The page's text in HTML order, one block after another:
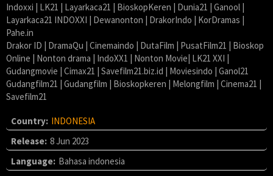
Indoxxi | LK21 | Layarkaca21 | BioskopKeren | Dunia21 | Ganool |
Layarkaca21 INDOXXI | Dewanonton | DrakorIndo | KorDramas |
Pahe.in
Drakor ID | DramaQu | Cinemaindo | DutaFilm | PusatFilm21 | Bioskop
Online | Nonton drama | IndoXX1 | Nonton Movie| LK21 XXI |
Gudangmovie | Cimax21 | Savefilm21.biz.id | Moviesindo | Ganol21
Gudangfilm21 | Gudangfilm | Bioskopkeren | Melongfilm | Cinema21 |
Savefilm21
Country: INDONESIA
Release: 8 Jun 2023
Language: Bahasa indonesia